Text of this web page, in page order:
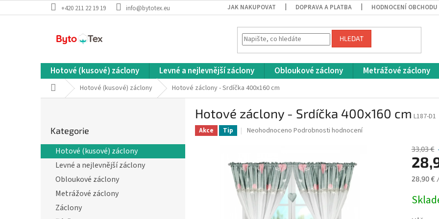
na
+420 211 22 19 19 info@bytotex.eu JAK NAKUPOVAT DOPRAVA A PLATBA HODNOCENÍ OBCHODU
HLEDAT
Hotové (kusové) záclony Levné a nejlevnější záclony Obloukové záclony Metrážové záclony
Domů Hotové (kusové) záclony Hotové záclony - Srdíčka 400x160 cm
r
a
kategorie
Kategorie
Hotové (kusové) záclony
Levné a nejlevnější záclony
Obloukové záclony
Metrážové záclony
Záclony
Hotové záclony - Srdíčka 400x160 cm L187-D1
Akce Tip
Průměrné
0,0
z
5
hvězdiček.
Neohodnoceno Podrobnosti hodnocení
33,03 €
Měrná
28,90 €